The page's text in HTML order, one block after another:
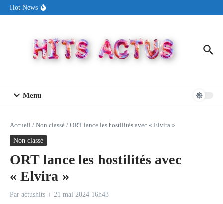
Aller au contenu
Hot News
« New Day »
Menu
Accueil / Non classé / ORT lance les hostilités avec « Elvira »
Non classé
ORT lance les hostilités avec
« Elvira »
Par actushits 21 mai 2024 16h43